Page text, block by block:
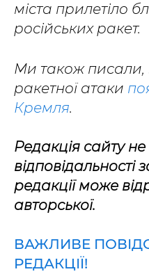
міста прилетіло
російських ракет.
Ми також писали,
ракетної атаки
Кремля.
Редакція сайту
відповідальності
редакції може
авторської.
ВАЖЛИВЕ
РЕДАКЦІЇ!